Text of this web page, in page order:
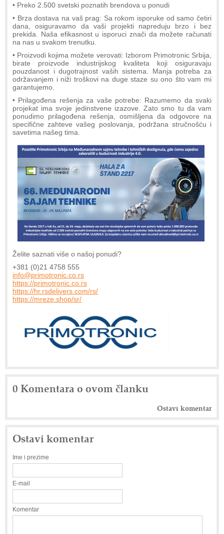
• Preko 2.500 svetski poznatih brendova u ponudi
• Brza dostava na vaš prag: Sa rokom isporuke od samo četiri
dana, osiguravamo da vaši projekti napreduju brzo i bez
prekida. Naša efikasnost u isporuci znači da možete računati
na nas u svakom trenutku.
• Proizvodi kojima možete verovati: Izborom Primotronic Srbija,
birate proizvode industrijskog kvaliteta koji osiguravaju
pouzdanost i dugotrajnost vaših sistema. Manja potreba za
održavanjem i niži troškovi na duge staze su ono što vam mi
garantujemo.
• Prilagođena rešenja za vaše potrebe: Razumemo da svaki
projekat ima svoje jedinstvene izazove. Zato smo tu da vam
ponudimo prilagođena rešenja, osmišljena da odgovore na
specifične zahteve vašeg poslovanja, podržana stručnošću i
savetima našeg tima.
Želite saznati više o našoj ponudi?
+381 (0)21 4758 555
info@primotronic.co.rs
https://primotronic.co.rs
https://hr.rsdelivers.com/rs/
https://mreze.shop/sr/
0 Komentara o ovom članku
Ostavi komentar
Ostavi komentar
Ime i prezime
E-mail
Komentar